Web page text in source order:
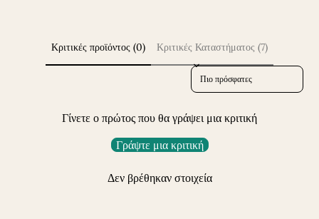
Κριτικές προϊόντος (0) Κριτικές Καταστήματος (7)
Sort reviews by
Γίνετε ο πρώτος που θα γράψει μια κριτική
Γράψτε μια κριτική
Δεν βρέθηκαν στοιχεία